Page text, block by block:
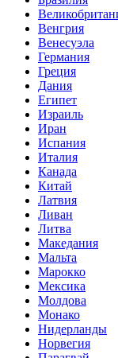
Венгрия
Венесуэла
Германия
Греция
Дания
Египет
Израиль
Иран
Испания
Италия
Канада
Китай
Латвия
Ливан
Литва
Македания
Мальта
Марокко
Мексика
Молдова
Монако
Нидерланды
Норвегия